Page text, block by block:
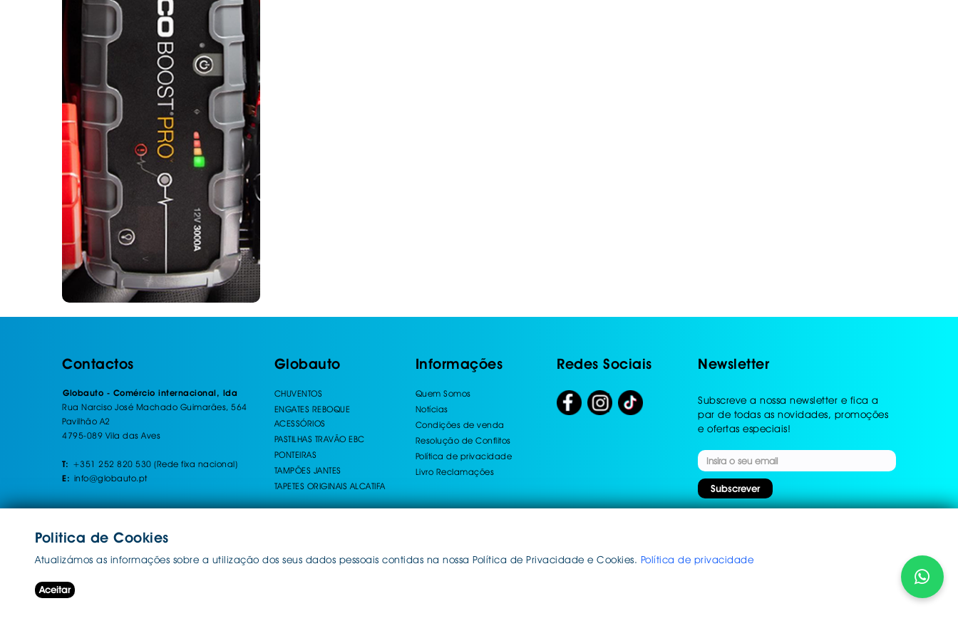
Contactos
Globauto - Comércio internacional, lda
Rua Narciso José Machado Guimarães, 564
Pavilhão A2
4795-089 Vila das Aves
T: +351 252 820 530 (Rede fixa nacional)
E: info@globauto.pt
Globauto
CHUVENTOS
ENGATES REBOQUE
ACESSÓRIOS
PASTILHAS TRAVÃO EBC
PONTEIRAS
TAMPÕES JANTES
TAPETES ORIGINAIS ALCATIFA
Informações
Quem Somos
Notícias
Condições de venda
Resolução de Conflitos
Política de privacidade
Livro Reclamações
Redes Sociais Newsletter
Subscreve a nossa newsletter e fica a
par de todas as novidades, promoções
e ofertas especiais!
Subscrever
Politica de Cookies
Atualizámos as informações sobre a utilização dos seus dados pessoais contidas na nossa Política de Privacidade e Cookies. Política de privacidade
Aceitar